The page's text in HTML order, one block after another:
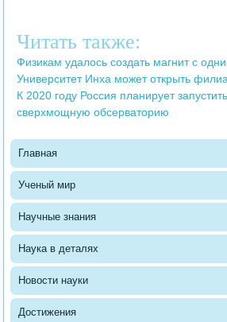
Читать также:
Физикам удалось создать магнит с
Университет Инха может открыть
К 2020 году Россия планирует
сверхмощную обсерваторию
Главная
Ученый мир
Научные знания
Наука в деталях
Новости науки
Достижения